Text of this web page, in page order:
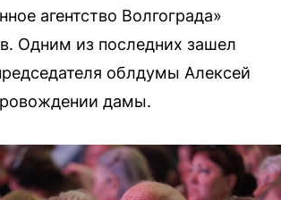
агентство Волгограда»
Одним из последних зашел
облдумы Алексей
дамы.